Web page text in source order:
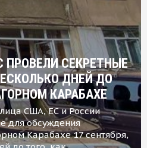
ПРОВЕЛИ СЕКРЕТНЫЕ
ДНЕЙ ДО
КАРАБАХЕ
США, ЕС и России
для обсуждения
Карабахе 17 сентября,